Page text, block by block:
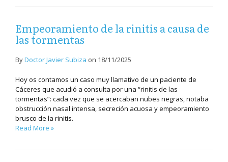
Empeoramiento de la rinitis a causa de
las tormentas
ByDoctor Javier Subiza on 18/11/2025
Hoy os contamos un caso muy llamativo de un paciente de
Cáceres que acudió a consulta por una “rinitis de las
tormentas”: cada vez que se acercaban nubes negras, notaba
obstrucción nasal intensa, secreción acuosa y empeoramiento
brusco de la rinitis.
Read More »